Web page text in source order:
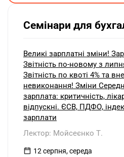
Семінари для
Великі зарплатні зміни!
Звітність по-новому з
Звітність по квоті 4% та
невиконання! Зміни
зарплата: критичність,
відпускні. ЄСВ, ПДФО,
зарплати
Лектор: Мойсеєнко Т.
12 серпня, середа